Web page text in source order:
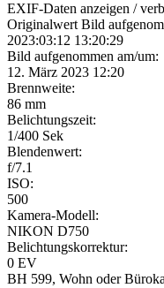
EXIF-Daten anzeigen /
Originalwert Bild
2023:03:12 13:20:29
Bild aufgenommen am/um:
12. März 2023 12:20
Brennweite:
86 mm
Belichtungszeit:
1/400 Sek
Blendenwert:
f/7.1
ISO:
500
Kamera-Modell:
NIKON D750
Belichtungskorrektur:
0 EV
BH 599, Wohn oder